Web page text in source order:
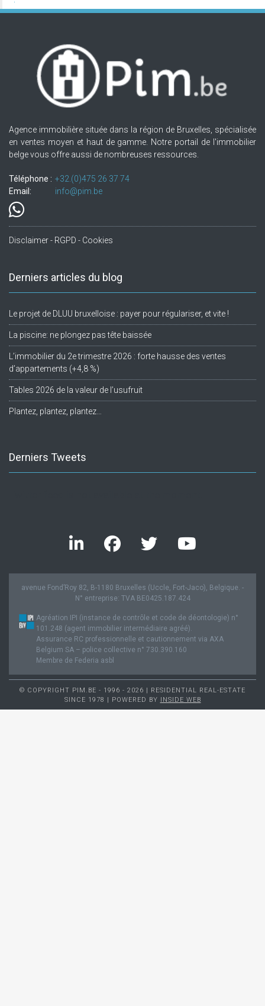
Agence immobilière située dans la région de Bruxelles, spécialisée
en ventes moyen et haut de gamme. Notre portail de l'immobilier
belge vous offre aussi de nombreuses ressources.
Téléphone : +32.(0)475 26 37 74
Email:
info@pim.be
Disclaimer - RGPD - Cookies
Derniers articles du blog
Le projet de DLUU bruxelloise : payer pour régulariser, et vite !
La piscine: ne plongez pas tête baissée
L’immobilier du 2e trimestre 2026 : forte hausse des ventes
d’appartements (+4,8 %)
Tables 2026 de la valeur de l’usufruit
Plantez, plantez, plantez…
Derniers Tweets
avenue Fond’Roy 82, B-1180 Bruxelles (Uccle, Fort-Jaco), Belgique. -
N° entreprise: TVA BE0425.187.424
Agréation IPI (instance de contrôle et code de déontologie) n°
101.248 (agent immobilier intermédiaire agréé).
Assurance RC professionnelle et cautionnement via AXA
Belgium SA – police collective n° 730.390.160
Membre de Federia asbl
© COPYRIGHT PIM.BE - 1996 - 2026 | RESIDENTIAL REAL-ESTATE
SINCE 1978 | POWERED BY INSIDE WEB